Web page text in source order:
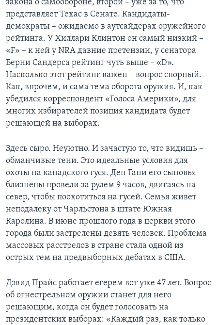
закона о самообороне, второй – уже за то, что
представляет Техас в Сенате. Кандидаты-
демократы – ожидаемо в аутсайдерах оружейного
рейтинга. У Хиллари Клинтон он самый низкий –
«F» – к ней у NRA давние претензии, у сенатора
Берни Сандерса рейтинг чуть выше – «D».
Насколько этот рейтинг важен – вопрос спорный.
Как, впрочем, и сама тема оборота оружия. И, как
убедился корреспондент «Голоса Америки», для
многих избирателей позиция кандидата будет
решающей на выборах.
Здесь сыро. Неуютно. И зачастую то, что видишь –
обманчивые тени. Это идеальные условия для
охоты на канадского гуся. Ден Гани его сыновья-
близнецы провели за рулем 9 часов, двигаясь на
север, чтобы поохотиться на гусей. Семья живет
неподалеку от Чарльстона в штате Южная
Каролина. В июне прошлого года в церкви этого
города были застрелены девять человек. Проблема
массовых расстрелов в стране стала одной из
острых тем на предвыборных дебатах в США.
Дэвид Прайс работает егерем вот уже 47 лет. Вопрос
об огнестрельном оружии станет для него
решающим, когда он будет голосовать на
президентских выборах: «Каждый раз, как только